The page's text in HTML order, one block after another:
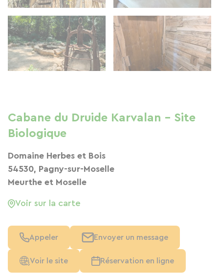
Cabane du Druide Karvalan - Site
Biologique
Domaine Herbes et Bois
54530, Pagny-sur-Moselle
Meurthe et Moselle
Voir sur la carte
Appeler Envoyer un message
Voir le site Réservation en ligne